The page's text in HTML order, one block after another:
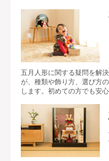
五月人形に関する疑問を解
が、種類や飾り方、選び方
します。初めての方でも安